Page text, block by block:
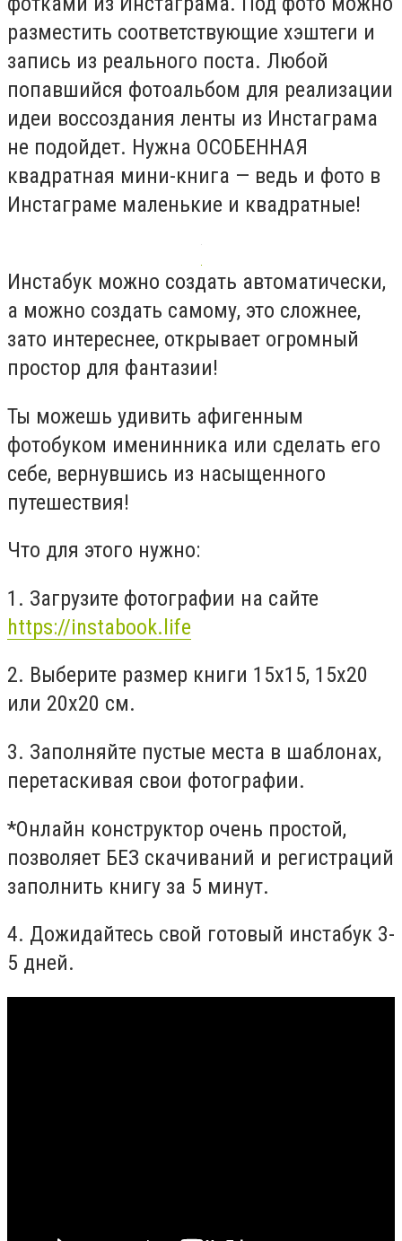
разместить соответствующие хэштеги и
запись из реального поста. Любой
попавшийся фотоальбом для реализации
идеи воссоздания ленты из Инстаграма
не подойдет. Нужна ОСОБЕННАЯ
квадратная мини-книга — ведь и фото в
Инстаграме маленькие и квадратные!
Инстабук можно создать автоматически,
а можно создать самому, это сложнее,
зато интереснее, открывает огромный
простор для фантазии!
Ты можешь удивить афигенным
фотобуком именинника или сделать его
себе, вернувшись из насыщенного
путешествия!
Что для этого нужно:
1. Загрузите фотографии на сайте
https://instabook.life
2. Выберите размер книги 15х15, 15х20
или 20х20 см.
3. Заполняйте пустые места в шаблонах,
перетаскивая свои фотографии.
*Онлайн конструктор очень простой,
позволяет БЕЗ скачиваний и регистраций
заполнить книгу за 5 минут.
4. Дожидайтесь свой готовый инстабук 3-
5 дней.